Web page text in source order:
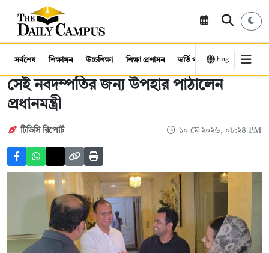
সর্বশেষ শিক্ষাঙ্গন উচ্চশিক্ষা শিক্ষা প্রশাসন ভর্তি পরীক্ষা কর্মসংস্থান
Eng
সেই নবদম্পতির জন্য উপহার পাঠালেন
প্রধানমন্ত্রী
টিডিসি রিপোর্ট ১০ মে ২০২৬, ০৮:২৪ PM